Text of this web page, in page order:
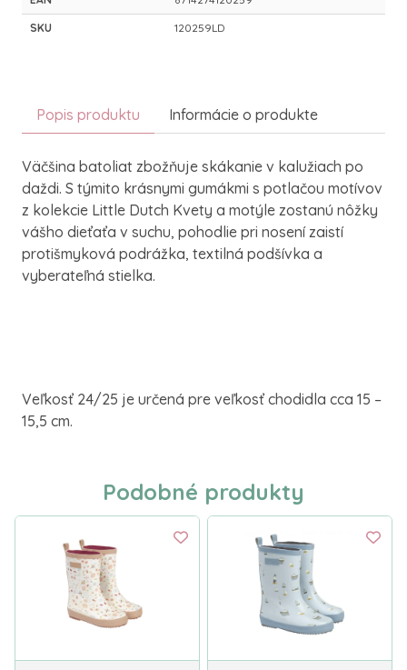
SKU 120259LD
Popis produktu Informácie o produkte
Väčšina batoliat zbožňuje skákanie v kalužiach po
daždi. S týmito krásnymi gumákmi s potlačou motívov
z kolekcie Little Dutch Kvety a motýle zostanú nôžky
vášho dieťaťa v suchu, pohodlie pri nosení zaistí
protišmyková podrážka, textilná podšívka a
vyberateľná stielka.
Veľkosť 24/25 je určená pre veľkosť chodidla cca 15 –
15,5 cm.
Podobné produkty